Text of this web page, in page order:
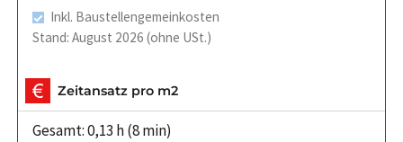
Inkl. Baustellengemeinkosten
Stand: August 2026 (ohne USt.)
Zeitansatz pro m2
Gesamt: 0,13 h (8 min)